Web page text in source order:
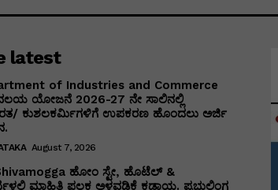
latest
of Industries and Commerce
ಯೋಜನೆ 2026-27 ನೇ ಸಾಲಿನಲ್ಲಿ
ಕುಶಲಕರ್ಮಿಗಳಿಗೆ ಉಪಕರಣ ಹೊಂದಲು ಅರ್ಜಿ
August 7, 2026
ಹೋಂ ಸ್ಟೇ, ಹೊಟೆಲ್ &
ಮಾಹಿತಿ ಫಲಕ ಅಳವಡಿಕೆ ಕಡ್ಡಾಯ. ಪ್ರಭುಲಿಂಗ